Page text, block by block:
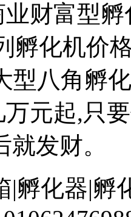
财富型
孵化机价
型八角孵
元起,只
发财。
|孵化器|孵